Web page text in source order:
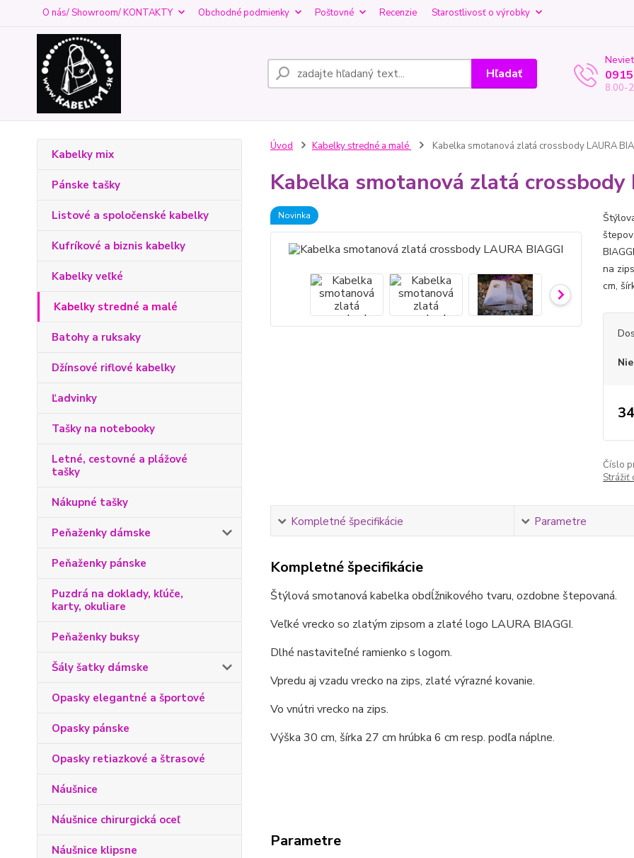
O nás/ Showroom/ KONTAKTY Obchodné podmienky Poštovné Recenzie Starostlivosť o výrobky
Hľadať
8.00-
Kabelky mix
Pánske tašky
Listové a spoločenské kabelky
Kufríkové a biznis kabelky
Kabelky veľké
Kabelky stredné a malé
Batohy a ruksaky
Džínsové riflové kabelky
Ľadvinky
Tašky na notebooky
Letné, cestovné a plážové
tašky
Nákupné tašky
Peňaženky dámske
Peňaženky pánske
Puzdrá na doklady, kľúče,
karty, okuliare
Peňaženky buksy
Šály šatky dámske
Opasky elegantné a športové
Opasky pánske
Opasky retiazkové a štrasové
Náušnice
Náušnice chirurgická oceľ
Náušnice klipsne
Úvod Kabelky stredné a malé Kabelka smotanová zlatá crossbody LAURA
Kabelka smotanová zlatá crossbody
Novinka
na
cm,
Číslo
Strážiť
Kompletné špecifikácie Parametre
Kompletné špecifikácie
Štýlová smotanová kabelka obdĺžnikového tvaru, ozdobne štepovaná.
Veľké vrecko so zlatým zipsom a zlaté logo LAURA BIAGGI.
Dlhé nastaviteľné ramienko s logom.
Vpredu aj vzadu vrecko na zips, zlaté výrazné kovanie.
Vo vnútri vrecko na zips.
Výška 30 cm, šírka 27 cm hrúbka 6 cm resp. podľa náplne.
Parametre